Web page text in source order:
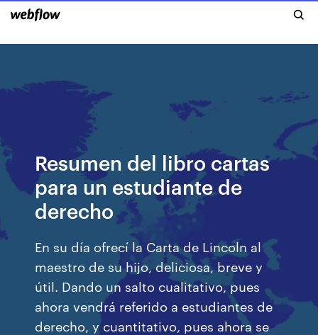
Resumen del libro cartas
para un estudiante de
derecho
En su día ofrecí la Carta de Lincoln al
maestro de su hijo, deliciosa, breve y
útil. Dando un salto cualitativo, pues
ahora vendrá referido a estudiantes de
derecho, y cuantitativo, pues ahora se